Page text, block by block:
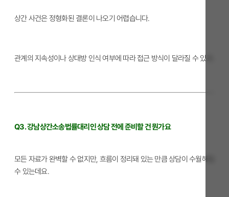
상간 사건은 정형화된 결론이 나오기 어렵습니다.
관계의 지속성이나 상대방 인식 여부에 따라 접근 방식이 달라질 수 있죠.
Q3. 강남상간소송법률대리인 상담 전에 준비할 건 뭔가요
모든 자료가 완벽할 수 없지만, 흐름이 정리돼 있는 만큼 상담이 수월해질
수 있는데요.